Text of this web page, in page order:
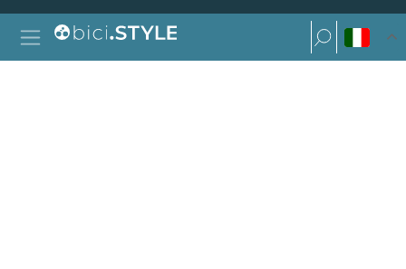
Vai al contenuto
Navigazione principale
Ricerca per:
Ricerca per: